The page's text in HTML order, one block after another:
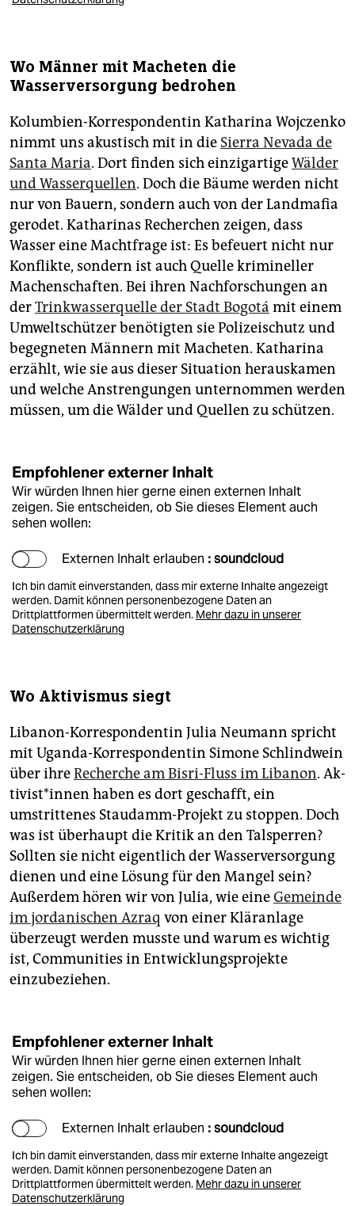
Wo Männer mit Macheten die
Wasserversorgung bedrohen
Kolumbien-Korrespondentin Katharina Wojczenko
nimmt uns akustisch mit in die Sierra Nevada de
Santa Maria. Dort finden sich einzigartigeWälder
und Wasserquellen. Doch die Bäume werden nicht
nur von Bauern, sondern auch von der Landmafia
gerodet. Katharinas Recherchen zeigen, dass
Wasser eine Machtfrage ist: Es befeuert nicht nur
Konflikte, sondern ist auch Quelle krimineller
Machenschaften. Bei ihren Nachforschungen an
derTrinkwasserquelle der Stadt Bogotá mit einem
Umweltschützer benötigten sie Polizeischutz und
begegneten Männern mit Macheten. Katharina
erzählt, wie sie aus dieser Situation herauskamen
und welche Anstrengungen unternommen werden
müssen, um die Wälder und Quellen zu schützen.
Empfohlener externer Inhalt
Wir würden Ihnen hier gerne einen externen Inhalt
zeigen. Sie entscheiden, ob Sie dieses Element auch
sehen wollen:
Externen Inhalt erlauben : soundcloud
Ich bin damit einverstanden, dass mir externe Inhalte angezeigt
werden. Damit können personenbezogene Daten an
Drittplattformen übermittelt werden. Mehr dazu in unserer
Datenschutzerklärung
Wo Aktivismus siegt
Libanon-Korrespondentin Julia Neumann spricht
mit Uganda-Korrespondentin Simone Schlindwein
über ihreRecherche am Bisri-Fluss im Libanon. Ak­
ti­vis­t*in­nen haben es dort geschafft, ein
umstrittenes Staudamm-Projekt zu stoppen. Doch
was ist überhaupt die Kritik an den Talsperren?
Sollten sie nicht eigentlich der Wasserversorgung
dienen und eine Lösung für den Mangel sein?
Außerdem hören wir von Julia, wie eineGemeinde
im jordanischen Azraq von einer Kläranlage
überzeugt werden musste und warum es wichtig
ist, Communities in Entwicklungsprojekte
einzubeziehen.
Empfohlener externer Inhalt
Wir würden Ihnen hier gerne einen externen Inhalt
zeigen. Sie entscheiden, ob Sie dieses Element auch
sehen wollen:
Externen Inhalt erlauben : soundcloud
Ich bin damit einverstanden, dass mir externe Inhalte angezeigt
werden. Damit können personenbezogene Daten an
Drittplattformen übermittelt werden. Mehr dazu in unserer
Datenschutzerklärung